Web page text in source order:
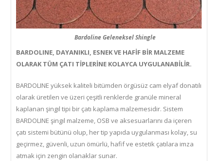
Bardoline Geleneksel Shingle
BARDOLINE, DAYANIKLI, ESNEK VE HAFİF BİR MALZEME
OLARAK TÜM ÇATI TİPLERİNE KOLAYCA UYGULANABİLİR.
BARDOLINE yüksek kaliteli bitümden örgüsüz cam elyaf donatılı
olarak üretilen ve üzeri çeşitli renklerde granüle mineral
kaplanan şingıl tipi bir çatı kaplama malzemesidir. Sistem
BARDOLINE şingıl malzeme, OSB ve aksesuarlarını da içeren
çatı sistemi bütünü olup, her tip yapıda uygulanması kolay, su
geçirmez, güvenli, uzun ömürlü, hafif ve estetik çatılara imza
atmak için zengin olanaklar sunar.